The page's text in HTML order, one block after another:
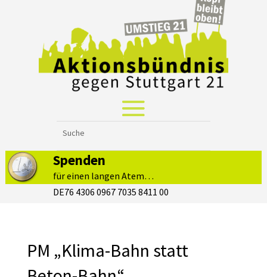
Spenden
für einen langen Atem…
DE76 4306 0967 7035 8411 00
PM „Klima-Bahn statt